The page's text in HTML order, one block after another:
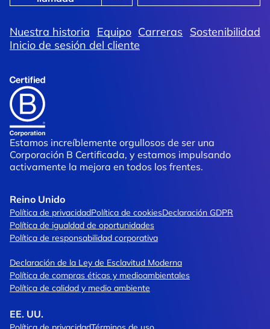
Nuestra historia Equipo Carreras
Sostenibilidad
Inicio de sesión del cliente
Estamos increíblemente orgullosos de ser una
Corporación B Certificada, y estamos impulsando
activamente la mejora en todos los frentes.
Reino Unido
Política de privacidadPolítica de cookiesDeclaración GDPR
Política de igualdad de oportunidades
Política de responsabilidad corporativa
Declaración de la Ley de Esclavitud Moderna
Política de compras éticas y medioambientales
Política de calidad y medio ambiente
EE. UU.